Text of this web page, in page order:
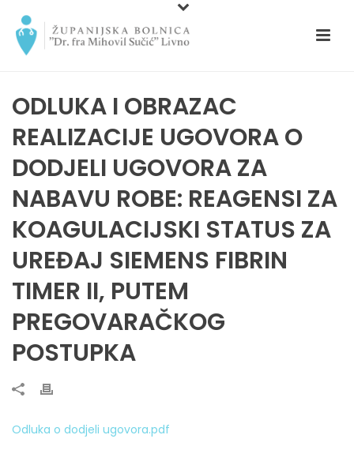
ODLUKA I OBRAZAC
REALIZACIJE UGOVORA O
DODJELI UGOVORA ZA
NABAVU ROBE: REAGENSI ZA
KOAGULACIJSKI STATUS ZA
UREĐAJ SIEMENS FIBRIN
TIMER II, PUTEM
PREGOVARAČKOG
POSTUPKA
Odluka o dodjeli ugovora.pdf